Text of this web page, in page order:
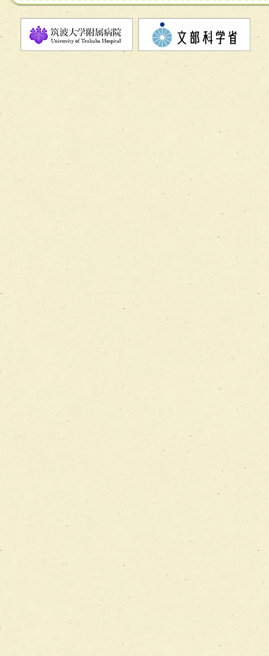
チーム11【摂食・嚥下サポートチーム】
チーム12【こどもの食育支援チーム】
チーム13【非がんに対する緩和ケアチーム】